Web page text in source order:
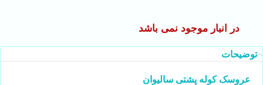
در انبار موجود نمی باشد
توضیحات
عروسک کوله پشتی سالیوان